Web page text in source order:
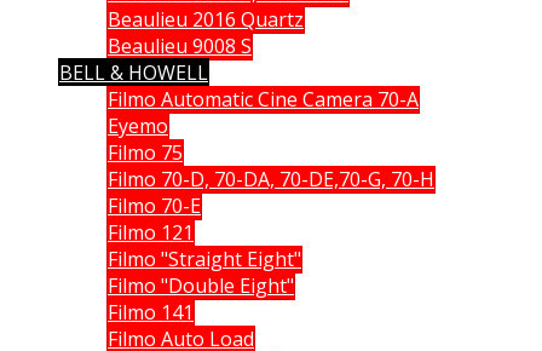
Beaulieu 2016 Quartz
Beaulieu 9008 S
BELL & HOWELL
Filmo Automatic Cine Camera 70-A
Eyemo
Filmo 75
Filmo 70-D, 70-DA, 70-DE,70-G, 70-H
Filmo 70-E
Filmo 121
Filmo "Straight Eight"
Filmo "Double Eight"
Filmo 141
Filmo Auto Load